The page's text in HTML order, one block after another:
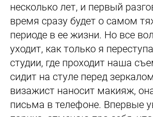
несколько лет, и первый
время сразу будет о самом
периоде в ее жизни. Но все
уходит, как только я
студии, где проходит наша
сидит на стуле перед
визажист наносит макияж,
письма в телефоне. Впервые